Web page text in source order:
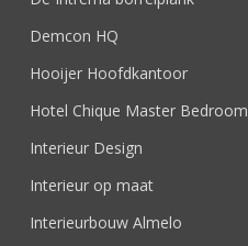
Demcon HQ
Hooijer Hoofdkantoor
Hotel Chique Master Bedroom
Interieur Design
Interieur op maat
Interieurbouw Almelo